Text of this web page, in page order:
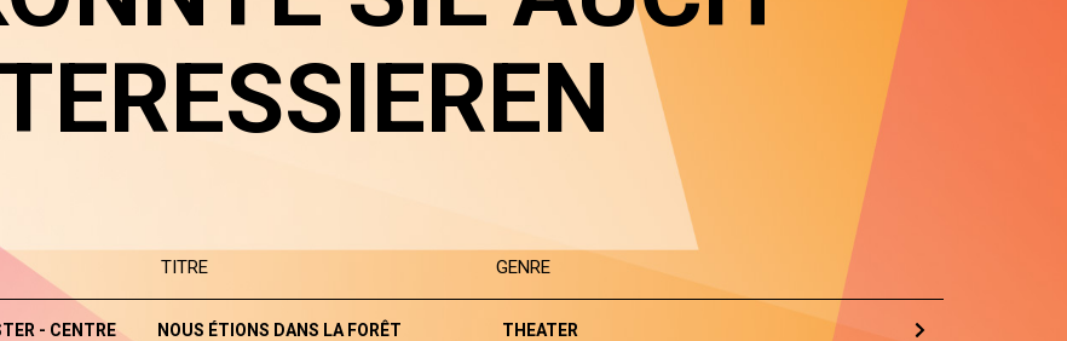
TITRE GENRE
- CENTRE
NOUS ÉTIONS DANS LA FORÊT THEATER